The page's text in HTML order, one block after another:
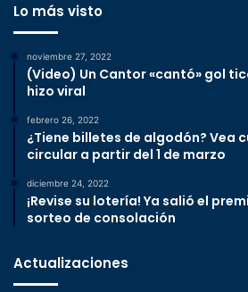
Lo más visto
noviembre 27, 2022
(Video) Un Cantor «cantó» gol
hizo viral
febrero 26, 2022
¿Tiene billetes de algodón? Vea
circular a partir del 1 de marzo
diciembre 24, 2022
¡Revise su lotería! Ya salió el
sorteo de consolación
Actualizaciones